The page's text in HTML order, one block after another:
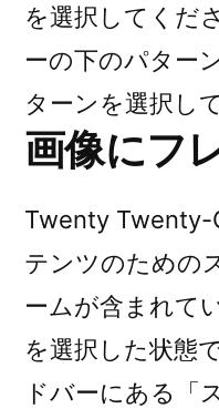
を選択してくだ
ーの下のパター
ターンを選択し
画像にフ
Twenty Twenty-
テンツのための
ームが含まれて
を選択した状態
ドバーにある「